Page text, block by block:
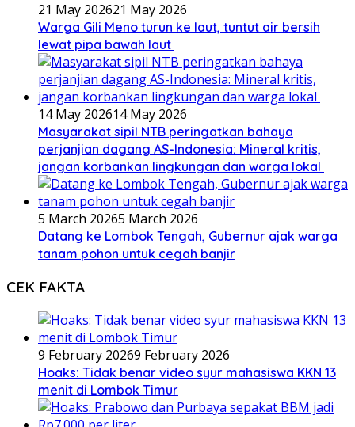
21 May 202621 May 2026
Warga Gili Meno turun ke laut, tuntut air bersih
lewat pipa bawah laut
14 May 202614 May 2026
Masyarakat sipil NTB peringatkan bahaya
perjanjian dagang AS-Indonesia: Mineral kritis,
jangan korbankan lingkungan dan warga lokal
5 March 20265 March 2026
Datang ke Lombok Tengah, Gubernur ajak warga
tanam pohon untuk cegah banjir
CEK FAKTA
9 February 20269 February 2026
Hoaks: Tidak benar video syur mahasiswa KKN 13
menit di Lombok Timur